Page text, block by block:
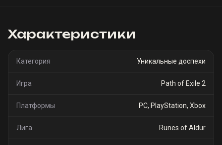
Характеристики
Категория Уникальные доспехи
Игра Path of Exile 2
Платформы PC, PlayStation, Xbox
Лига Runes of Aldur